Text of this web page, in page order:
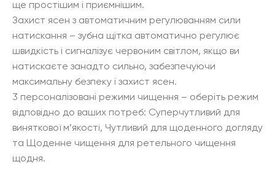
ще простішим і приємнішим.
Захист ясен з автоматичним регулюванням сили
натискання – зубна щітка автоматично регулює
швидкість і сигналізує червоним світлом, якщо ви
натискаєте занадто сильно, забезпечуючи
максимальну безпеку і захист ясен.
3 персоналізовані режими чищення – оберіть режим
відповідно до ваших потреб: Суперчутливий для
виняткової м’якості, Чутливий для щоденного догляду
та Щоденне чищення для ретельного чищення
щодня.